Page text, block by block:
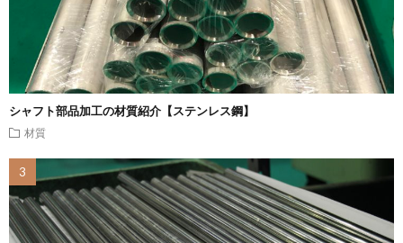
シャフト部品加工の材質紹介【ステンレス鋼】
材質